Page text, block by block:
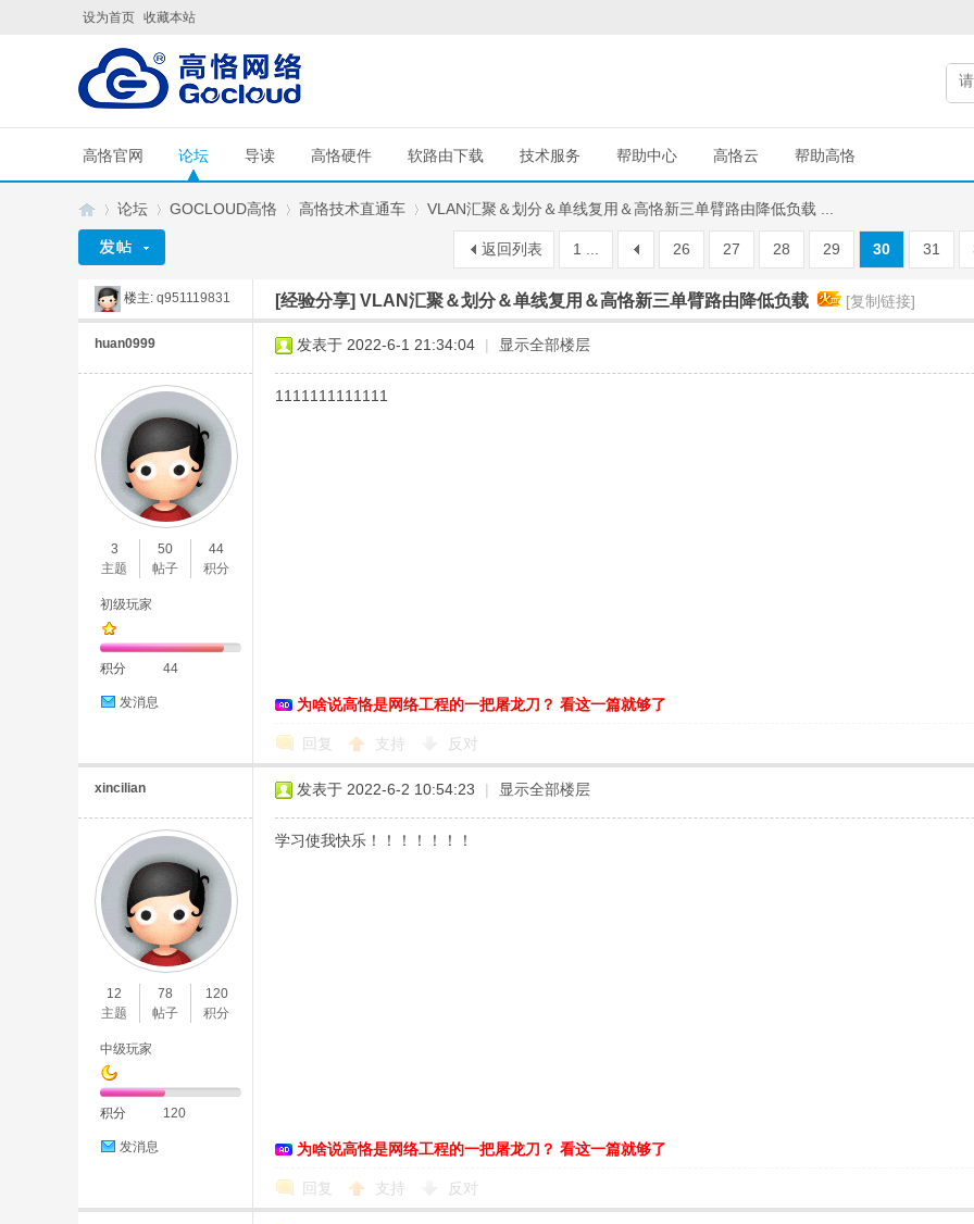
设为首页 收藏本站
高恪官网 论坛 导读 高恪硬件 软路由下载 技术服务 帮助中心 高恪云 帮助高恪
»
论坛
›
GOCLOUD高恪
›
高恪技术直通车
›
VLAN汇聚＆划分＆单线复用＆高恪新三单臂路由降低负载 ...
1 ... 26 27 28 29 30 31
返回列表
楼主: q951119831 [经验分享] VLAN汇聚＆划分＆单线复用＆高恪新三单臂路由降低负载 [复制链接]
huan0999
3
主题
50
帖子
44
积分
初级玩家
积分 44
发消息
发表于 2022-6-1 21:34:04 | 显示全部楼层
1111111111111
为啥说高恪是网络工程的一把屠龙刀？ 看这一篇就够了
回复 支持 反对
xincilian
12
主题
78
帖子
120
积分
中级玩家
积分 120
发消息
发表于 2022-6-2 10:54:23 | 显示全部楼层
学习使我快乐！！！！！！！
为啥说高恪是网络工程的一把屠龙刀？ 看这一篇就够了
回复 支持 反对